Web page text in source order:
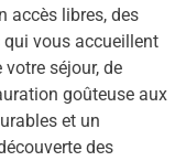
accès libres, des
vous accueillent
séjour, de
goûteuse aux
et un
des